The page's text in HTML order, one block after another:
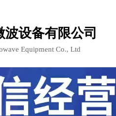
波设备有限公司
Equipment Co., Ltd